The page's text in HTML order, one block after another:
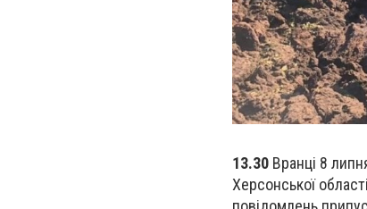
13.30 Вранці 8
Херсонської